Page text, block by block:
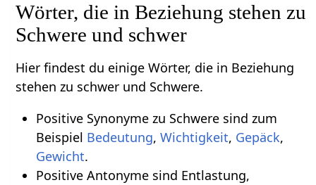
Wörter, die in Beziehung stehen zu
Schwere und schwer
Hier findest du einige Wörter, die in Beziehung
stehen zu schwer und Schwere.
Positive Synonyme zu Schwere sind zum
Beispiel Bedeutung, Wichtigkeit, Gepäck,
Gewicht.
Positive Antonyme sind Entlastung,